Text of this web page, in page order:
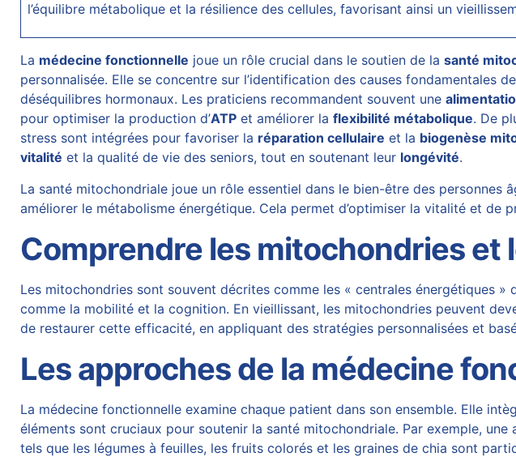
l’équilibre métabolique et la résilience des cellules, favorisant ainsi un
La médecine fonctionnelle joue un rôle crucial dans le soutien de lasanté
personnalisée. Elle se concentre sur l’identification des causes fondamentales
déséquilibres hormonaux. Les praticiens recommandent souvent une
pour optimiser la production d’ATP et améliorer laflexibilité métabolique. De
stress sont intégrées pour favoriser la réparation cellulaire et la biogenèse
vitalité et la qualité de vie des seniors, tout en soutenant leur longévité.
La santé mitochondriale joue un rôle essentiel dans le bien-être des
améliorer le métabolisme énergétique. Cela permet d’optimiser la vitalité et de
Comprendre les mitochondries et
Les mitochondries sont souvent décrites comme les « centrales énergétiques »
comme la mobilité et la cognition. En vieillissant, les mitochondries peuvent
de restaurer cette efficacité, en appliquant des stratégies personnalisées et
Les approches de la médecine
La médecine fonctionnelle examine chaque patient dans son ensemble. Elle
éléments sont cruciaux pour soutenir la santé mitochondriale. Par exemple,
tels que les légumes à feuilles, les fruits colorés et les graines de chia sont